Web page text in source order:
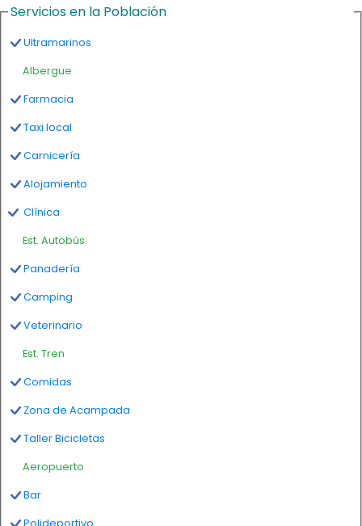
Servicios en la Población
Ultramarinos
Albergue
Farmacia
Taxi local
Carnicería
Alojamiento
Clínica
Est. Autobús
Panadería
Camping
Veterinario
Est. Tren
Comidas
Zona de Acampada
Taller Bicicletas
Aeropuerto
Bar
Polideportivo